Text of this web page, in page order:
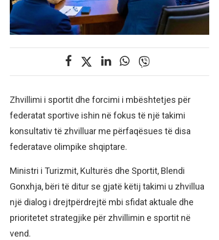
Zhvillimi i sportit dhe forcimi i mbështetjes për
federatat sportive ishin në fokus të një takimi
konsultativ të zhvilluar me përfaqësues të disa
federatave olimpike shqiptare.
Ministri i Turizmit, Kulturës dhe Sportit, Blendi
Gonxhja, bëri të ditur se gjatë këtij takimi u zhvillua
një dialog i drejtpërdrejtë mbi sfidat aktuale dhe
prioritetet strategjike për zhvillimin e sportit në
vend.